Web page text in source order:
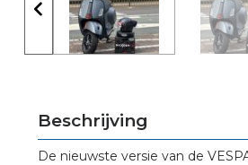
Beschrijving
De nieuwste versie van de